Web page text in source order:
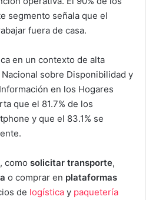
segmento señala que el
fuera de casa.
en un contexto de alta
sobre Disponibilidad y
en los Hogares
que el 81.7% de los
y que el 83.1% se
como solicitar transporte,
o comprar en plataformas
de logística y paquetería